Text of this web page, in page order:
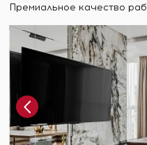
Премиальное качество